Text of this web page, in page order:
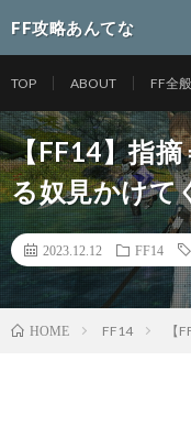
FF攻略あんてな
TOP ABOUT FF全般
【FF14】指
る奴見かけて
2023.12.12 FF14
HOME FF14 【